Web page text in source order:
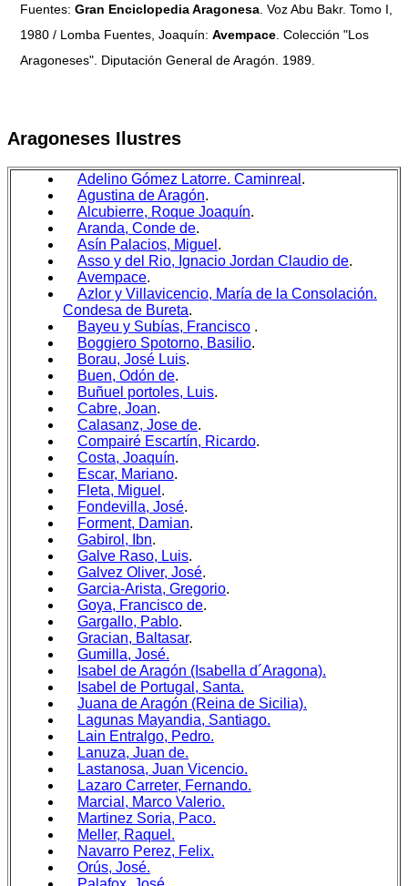
Fuentes: Gran Enciclopedia Aragonesa . Voz Abu Bakr. Tomo I,
1980 / Lomba Fuentes, Joaquín: Avempace . Colección "Los
Aragoneses". Diputación General de Aragón. 1989.
Aragoneses Ilustres
Adelino Gómez Latorre. Caminreal .
Agustina de Aragón.
Alcubierre, Roque Joaquín.
Aranda, Conde de.
Asín Palacios, Miguel .
Asso y del Rio, Ignacio Jordan Claudio de.
Avempace.
Azlor y Villavicencio, María de la Consolación.
Condesa de Bureta.
Bayeu y Subías, Francisco .
Boggiero Spotorno, Basilio.
Borau, José Luis.
Buen, Odón de.
Buñuel portoles, Luis.
Cabre, Joan.
Calasanz, Jose de.
Compairé Escartín, Ricardo.
Costa, Joaquín.
Escar, Mariano.
Fleta, Miguel .
Fondevilla, José.
Forment, Damian.
Gabirol, Ibn.
Galve Raso, Luis.
Galvez Oliver, José.
Garcia-Arista, Gregorio.
Goya, Francisco de.
Gargallo, Pablo.
Gracian, Baltasar.
Gumilla, José.
Isabel de Aragón (Isabella d´Aragona).
Isabel de Portugal, Santa.
Juana de Aragón (Reina de Sicilia).
Lagunas Mayandia, Santiago.
Lain Entralgo, Pedro.
Lanuza, Juan de.
Lastanosa, Juan Vicencio.
Lazaro Carreter, Fernando.
Marcial, Marco Valerio.
Martinez Soria, Paco.
Meller, Raquel.
Navarro Perez, Felix.
Orús, José.